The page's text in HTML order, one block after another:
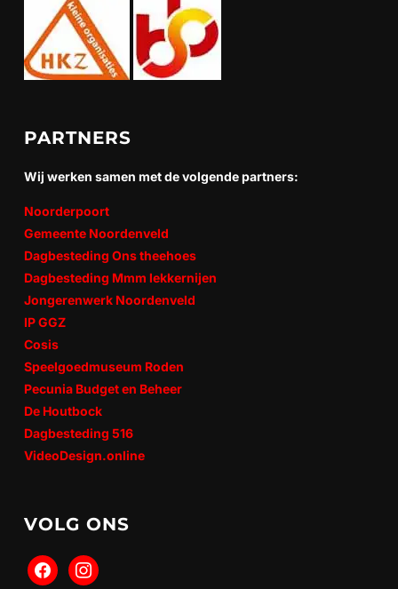
PARTNERS
Wij werken samen met de volgende partners:
Noorderpoort
Gemeente Noordenveld
Dagbesteding Ons theehoes
Dagbesteding Mmm lekkernijen
Jongerenwerk Noordenveld
IP GGZ
Cosis
Speelgoedmuseum Roden
Pecunia Budget en Beheer
De Houtbock
Dagbesteding 516
VideoDesign.online
VOLG ONS